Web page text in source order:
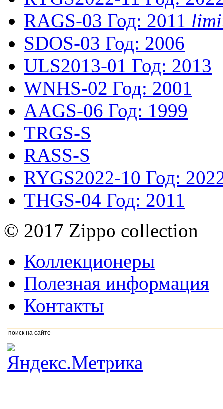
RAGS-03 Год: 2011
SDOS-03 Год: 2006
ULS2013-01 Год: 2013
WNHS-02 Год: 2001
AAGS-06 Год: 1999
TRGS-S
RASS-S
RYGS2022-10 Год:
THGS-04 Год: 2011
© 2017 Zippo collection
Коллекционеры
Полезная информация
Контакты